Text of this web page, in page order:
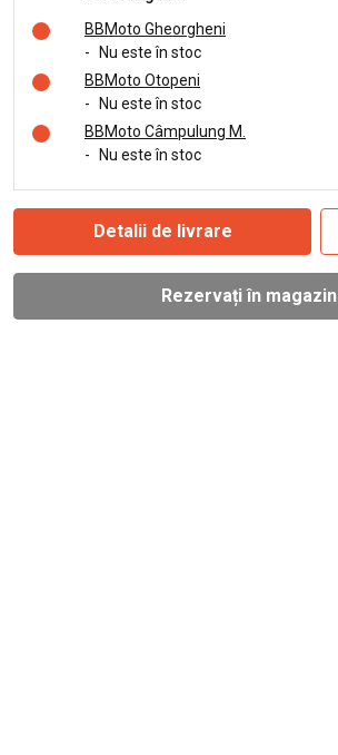
BBMoto Gheorgheni
- Nu este în stoc
BBMoto Otopeni
- Nu este în stoc
BBMoto Câmpulung M.
- Nu este în stoc
Detalii de livrare
Rezervați în magazin